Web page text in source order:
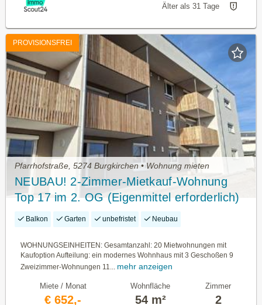
Älter als 31 Tage
PROVISIONSFREI
Pfarrhofstraße, 5274 Burgkirchen • Wohnung mieten
NEUBAU! 2-Zimmer-Mietkauf-Wohnung
Top 17 im 2. OG (Eigenmittel erforderlich)
Balkon Garten unbefristet Neubau
WOHNUNGSEINHEITEN: Gesamtanzahl: 20 Mietwohnungen mit
Kaufoption Aufteilung: ein modernes Wohnhaus mit 3 Geschoßen 9
Zweizimmer-Wohnungen 11... mehr anzeigen
Miete / Monat
€ 652,-
Wohnfläche
54 m²
Zimmer
2